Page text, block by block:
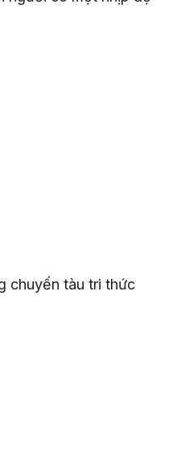
chuyến tàu tri thức